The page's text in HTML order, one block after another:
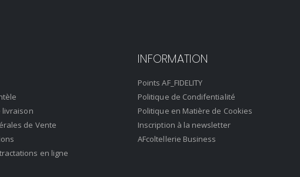
livraison
de Vente
en ligne
INFORMATION
Points AF_FIDELITY
Politique de Condifentialité
Politique en Matière de Cookies
Inscription à la newsletter
AFcoltellerie Business